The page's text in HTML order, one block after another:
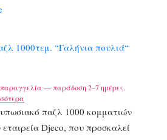
1000τεμ. “Γαλήνια πουλιά“
— παράδοση 2–7 ημέρες.
παζλ 1000 κομματιών
Djeco, που προσκαλεί